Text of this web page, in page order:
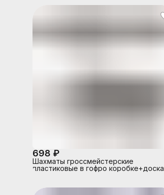
698 ₽
Шахматы гроссмейстерские
пластиковые в гофро коробке+доска